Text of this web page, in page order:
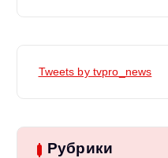
Tweets by tvpro_news
Рубрики